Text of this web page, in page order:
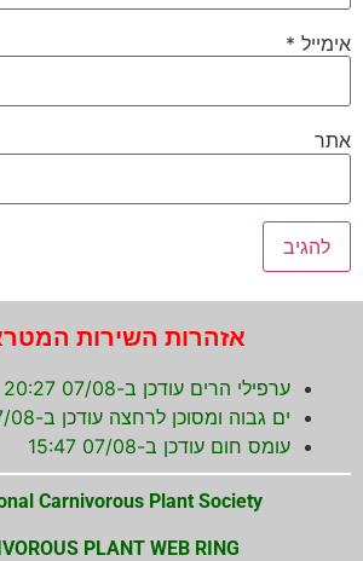
אימייל *
אתר
אזהרות השירות
ערפילי הרים עודכן ב-07/08 20:27
ים גבוה ומסוכן לרחצה עודכן ב-07/08 19:28
עומס חום עודכן ב-07/08 15:47
Carnivorous Plant Society
PLANT WEB RING